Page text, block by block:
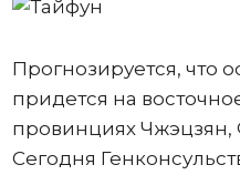
Прогнозируется, что
придется на
провинциях Чжэцзян,
Сегодня